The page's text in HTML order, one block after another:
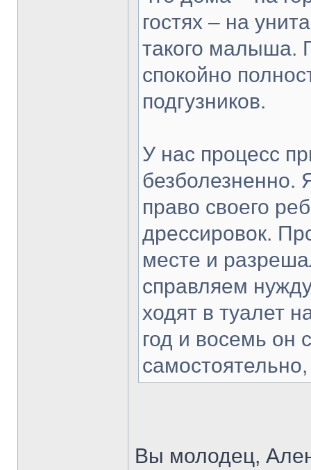
гостях – на
такого малыша.
спокойно
подгузников.
У нас процесс
безболезненно.
право своего
дрессировок.
месте и
справляем
ходят в туалет
год и восемь он
Вы молодец,